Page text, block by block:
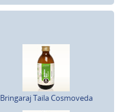
Bringaraj Taila Cosmoveda